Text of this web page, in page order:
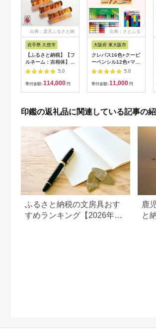
出典：楽天ふるさと納
税
岩手県 久慈市
【ふるさと納税】【フ
ルネーム：吉相体】
【琥珀印章】トランジ
ェントカラー
15mm【※最大6文字
5.0
寄付金額: 114,000 円
出典：さとふる
大阪府 東大阪市
クレパス16色+クーピ
ーペンシル12色+マッ
ト水彩15色(ポリチュ
ーブ入り)幼稚園、小
学校のお祝いに
5.0
寄付金額: 11,000 円
印鑑の返礼品に関連している記事の
ふるさと納税の文房具おす
すめランキング【2026年】
鹿
と